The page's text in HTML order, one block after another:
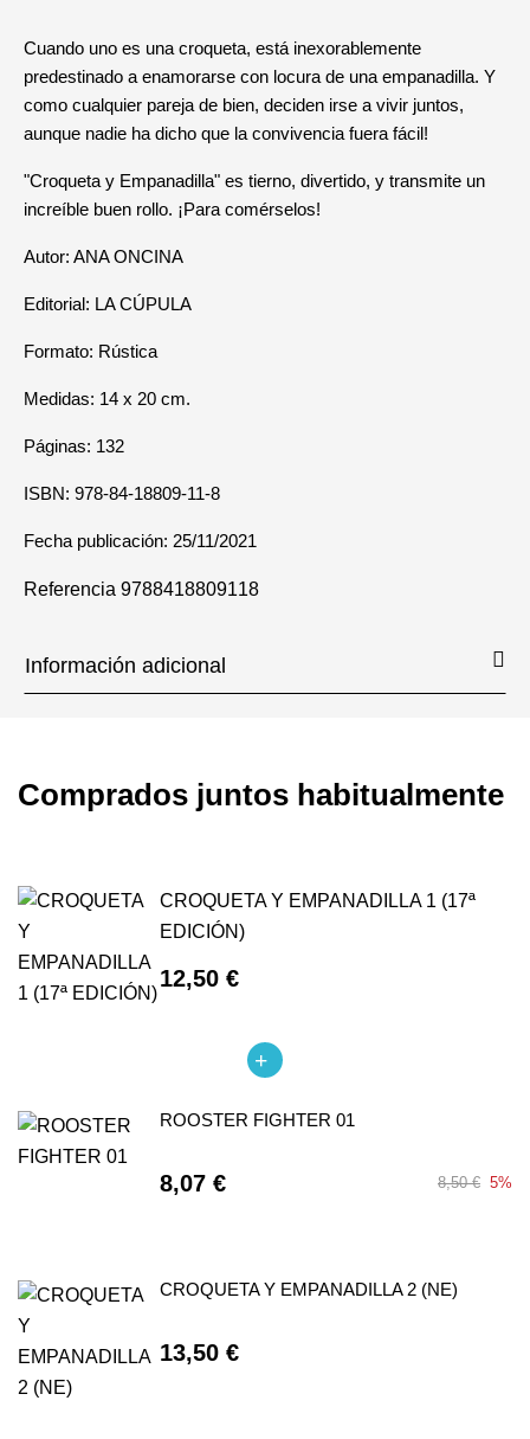
Cuando uno es una croqueta, está inexorablemente
predestinado a enamorarse con locura de una empanadilla. Y
como cualquier pareja de bien, deciden irse a vivir juntos,
aunque nadie ha dicho que la convivencia fuera fácil!
"Croqueta y Empanadilla" es tierno, divertido, y transmite un
increíble buen rollo. ¡Para comérselos!
Autor: ANA ONCINA
Editorial: LA CÚPULA
Formato: Rústica
Medidas: 14 x 20 cm.
Páginas: 132
ISBN: 978-84-18809-11-8
Fecha publicación: 25/11/2021
Referencia 9788418809118
Información adicional
Comprados juntos habitualmente
CROQUETA Y EMPANADILLA 1 (17ª
EDICIÓN)
12,50 €
ROOSTER FIGHTER 01
8,07 € 8,50 € 5%
CROQUETA Y EMPANADILLA 2 (NE)
13,50 €